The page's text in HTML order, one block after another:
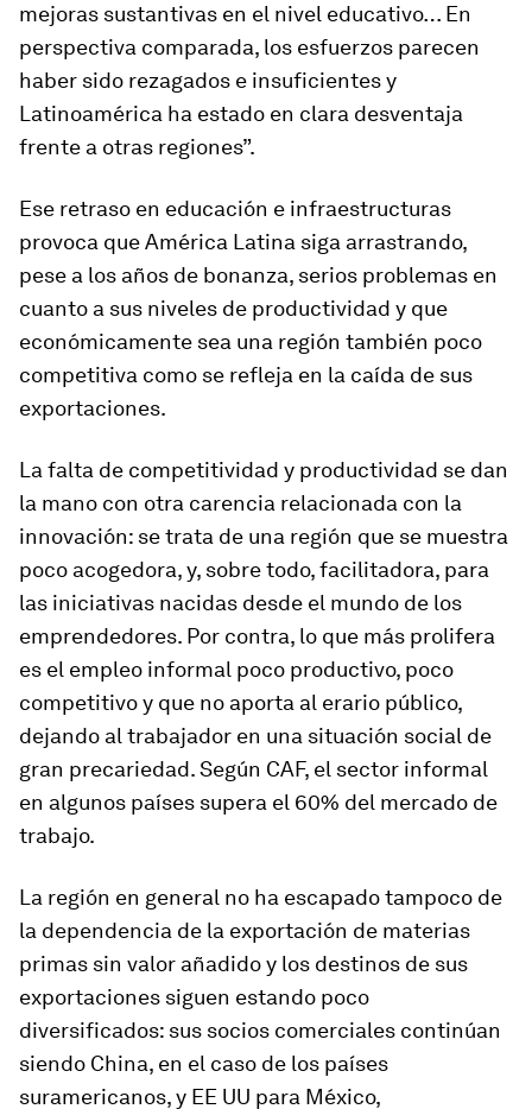
mejoras sustantivas en el nivel educativo… En
perspectiva comparada, los esfuerzos parecen
haber sido rezagados e insuficientes y
Latinoamérica ha estado en clara desventaja
frente a otras regiones”.
Ese retraso en educación e infraestructuras
provoca que América Latina siga arrastrando,
pese a los años de bonanza, serios problemas en
cuanto a sus niveles de productividad y que
económicamente sea una región también poco
competitiva como se refleja en la caída de sus
exportaciones.
La falta de competitividad y productividad se dan
la mano con otra carencia relacionada con la
innovación: se trata de una región que se muestra
poco acogedora, y, sobre todo, facilitadora, para
las iniciativas nacidas desde el mundo de los
emprendedores. Por contra, lo que más prolifera
es el empleo informal poco productivo, poco
competitivo y que no aporta al erario público,
dejando al trabajador en una situación social de
gran precariedad. Según CAF, el sector informal
en algunos países supera el 60% del mercado de
trabajo.
La región en general no ha escapado tampoco de
la dependencia de la exportación de materias
primas sin valor añadido y los destinos de sus
exportaciones siguen estando poco
diversificados: sus socios comerciales continúan
siendo China, en el caso de los países
suramericanos, y EE UU para México,